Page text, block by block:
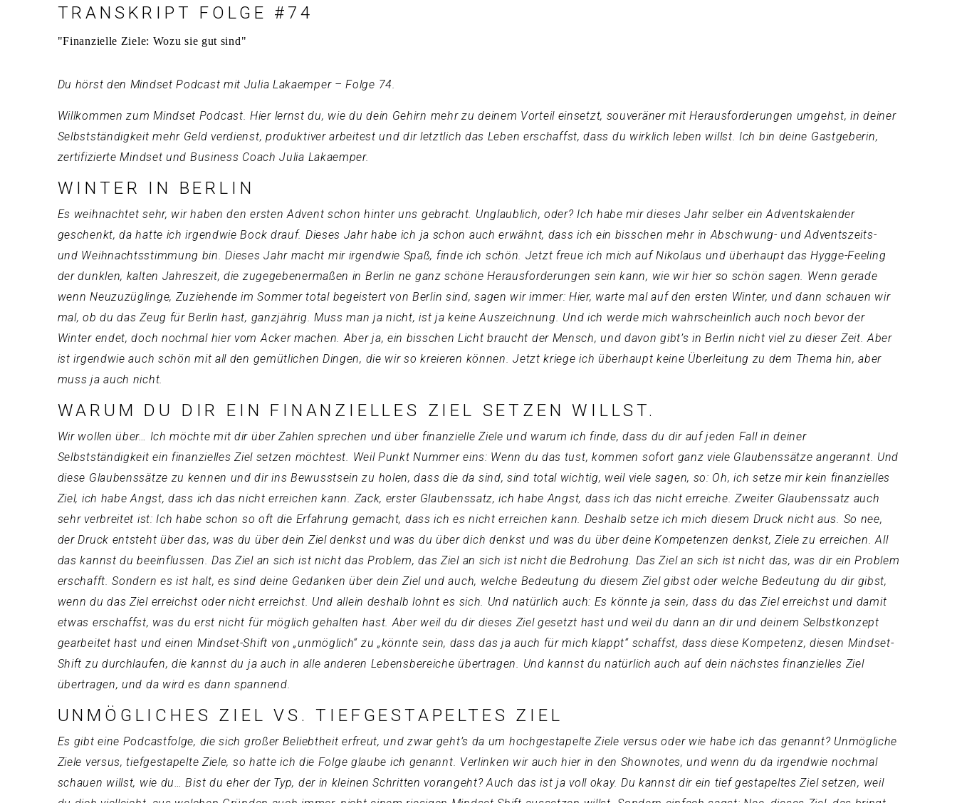
TRANSKRIPT FOLGE #74
"Finanzielle Ziele: Wozu sie gut sind"
Du hörst den Mindset Podcast mit Julia Lakaemper – Folge 74.
Willkommen zum Mindset Podcast. Hier lernst du, wie du dein Gehirn mehr zu deinem Vorteil einsetzt, souveräner mit Herausforderungen umgehst, in deiner
Selbstständigkeit mehr Geld verdienst, produktiver arbeitest und dir letztlich das Leben erschaffst, dass du wirklich leben willst. Ich bin deine Gastgeberin,
zertifizierte Mindset und Business Coach Julia Lakaemper.
WINTER IN BERLIN
Es weihnachtet sehr, wir haben den ersten Advent schon hinter uns gebracht. Unglaublich, oder? Ich habe mir dieses Jahr selber ein Adventskalender
geschenkt, da hatte ich irgendwie Bock drauf. Dieses Jahr habe ich ja schon auch erwähnt, dass ich ein bisschen mehr in Abschwung- und Adventszeits-
und Weihnachtsstimmung bin. Dieses Jahr macht mir irgendwie Spaß, finde ich schön. Jetzt freue ich mich auf Nikolaus und überhaupt das Hygge-Feeling
der dunklen, kalten Jahreszeit, die zugegebenermaßen in Berlin ne ganz schöne Herausforderungen sein kann, wie wir hier so schön sagen. Wenn gerade
wenn Neuzuzüglinge, Zuziehende im Sommer total begeistert von Berlin sind, sagen wir immer: Hier, warte mal auf den ersten Winter, und dann schauen wir
mal, ob du das Zeug für Berlin hast, ganzjährig. Muss man ja nicht, ist ja keine Auszeichnung. Und ich werde mich wahrscheinlich auch noch bevor der
Winter endet, doch nochmal hier vom Acker machen. Aber ja, ein bisschen Licht braucht der Mensch, und davon gibt’s in Berlin nicht viel zu dieser Zeit. Aber
ist irgendwie auch schön mit all den gemütlichen Dingen, die wir so kreieren können. Jetzt kriege ich überhaupt keine Überleitung zu dem Thema hin, aber
muss ja auch nicht.
WARUM DU DIR EIN FINANZIELLES ZIEL SETZEN WILLST.
Wir wollen über… Ich möchte mit dir über Zahlen sprechen und über finanzielle Ziele und warum ich finde, dass du dir auf jeden Fall in deiner
Selbstständigkeit ein finanzielles Ziel setzen möchtest. Weil Punkt Nummer eins: Wenn du das tust, kommen sofort ganz viele Glaubenssätze angerannt. Und
diese Glaubenssätze zu kennen und dir ins Bewusstsein zu holen, dass die da sind, sind total wichtig, weil viele sagen, so: Oh, ich setze mir kein finanzielles
Ziel, ich habe Angst, dass ich das nicht erreichen kann. Zack, erster Glaubenssatz, ich habe Angst, dass ich das nicht erreiche. Zweiter Glaubenssatz auch
sehr verbreitet ist: Ich habe schon so oft die Erfahrung gemacht, dass ich es nicht erreichen kann. Deshalb setze ich mich diesem Druck nicht aus. So nee,
der Druck entsteht über das, was du über dein Ziel denkst und was du über dich denkst und was du über deine Kompetenzen denkst, Ziele zu erreichen. All
das kannst du beeinflussen. Das Ziel an sich ist nicht das Problem, das Ziel an sich ist nicht die Bedrohung. Das Ziel an sich ist nicht das, was dir ein Problem
erschafft. Sondern es ist halt, es sind deine Gedanken über dein Ziel und auch, welche Bedeutung du diesem Ziel gibst oder welche Bedeutung du dir gibst,
wenn du das Ziel erreichst oder nicht erreichst. Und allein deshalb lohnt es sich. Und natürlich auch: Es könnte ja sein, dass du das Ziel erreichst und damit
etwas erschaffst, was du erst nicht für möglich gehalten hast. Aber weil du dir dieses Ziel gesetzt hast und weil du dann an dir und deinem Selbstkonzept
gearbeitet hast und einen Mindset-Shift von „unmöglich“ zu „könnte sein, dass das ja auch für mich klappt“ schaffst, dass diese Kompetenz, diesen Mindset-
Shift zu durchlaufen, die kannst du ja auch in alle anderen Lebensbereiche übertragen. Und kannst du natürlich auch auf dein nächstes finanzielles Ziel
übertragen, und da wird es dann spannend.
UNMÖGLICHES ZIEL VS. TIEFGESTAPELTES ZIEL
Es gibt eine Podcastfolge, die sich großer Beliebtheit erfreut, und zwar geht’s da um hochgestapelte Ziele versus oder wie habe ich das genannt? Unmögliche
Ziele versus, tiefgestapelte Ziele, so hatte ich die Folge glaube ich genannt. Verlinken wir auch hier in den Shownotes, und wenn du da irgendwie nochmal
schauen willst, wie du… Bist du eher der Typ, der in kleinen Schritten vorangeht? Auch das ist ja voll okay. Du kannst dir ein tief gestapeltes Ziel setzen, weil